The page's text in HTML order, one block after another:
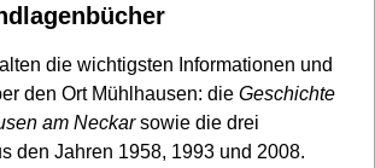
die wichtigsten Informationen und
den Ort Mühlhausen: die Geschichte
am Neckarsowie die drei
den Jahren 1958, 1993 und 2008.